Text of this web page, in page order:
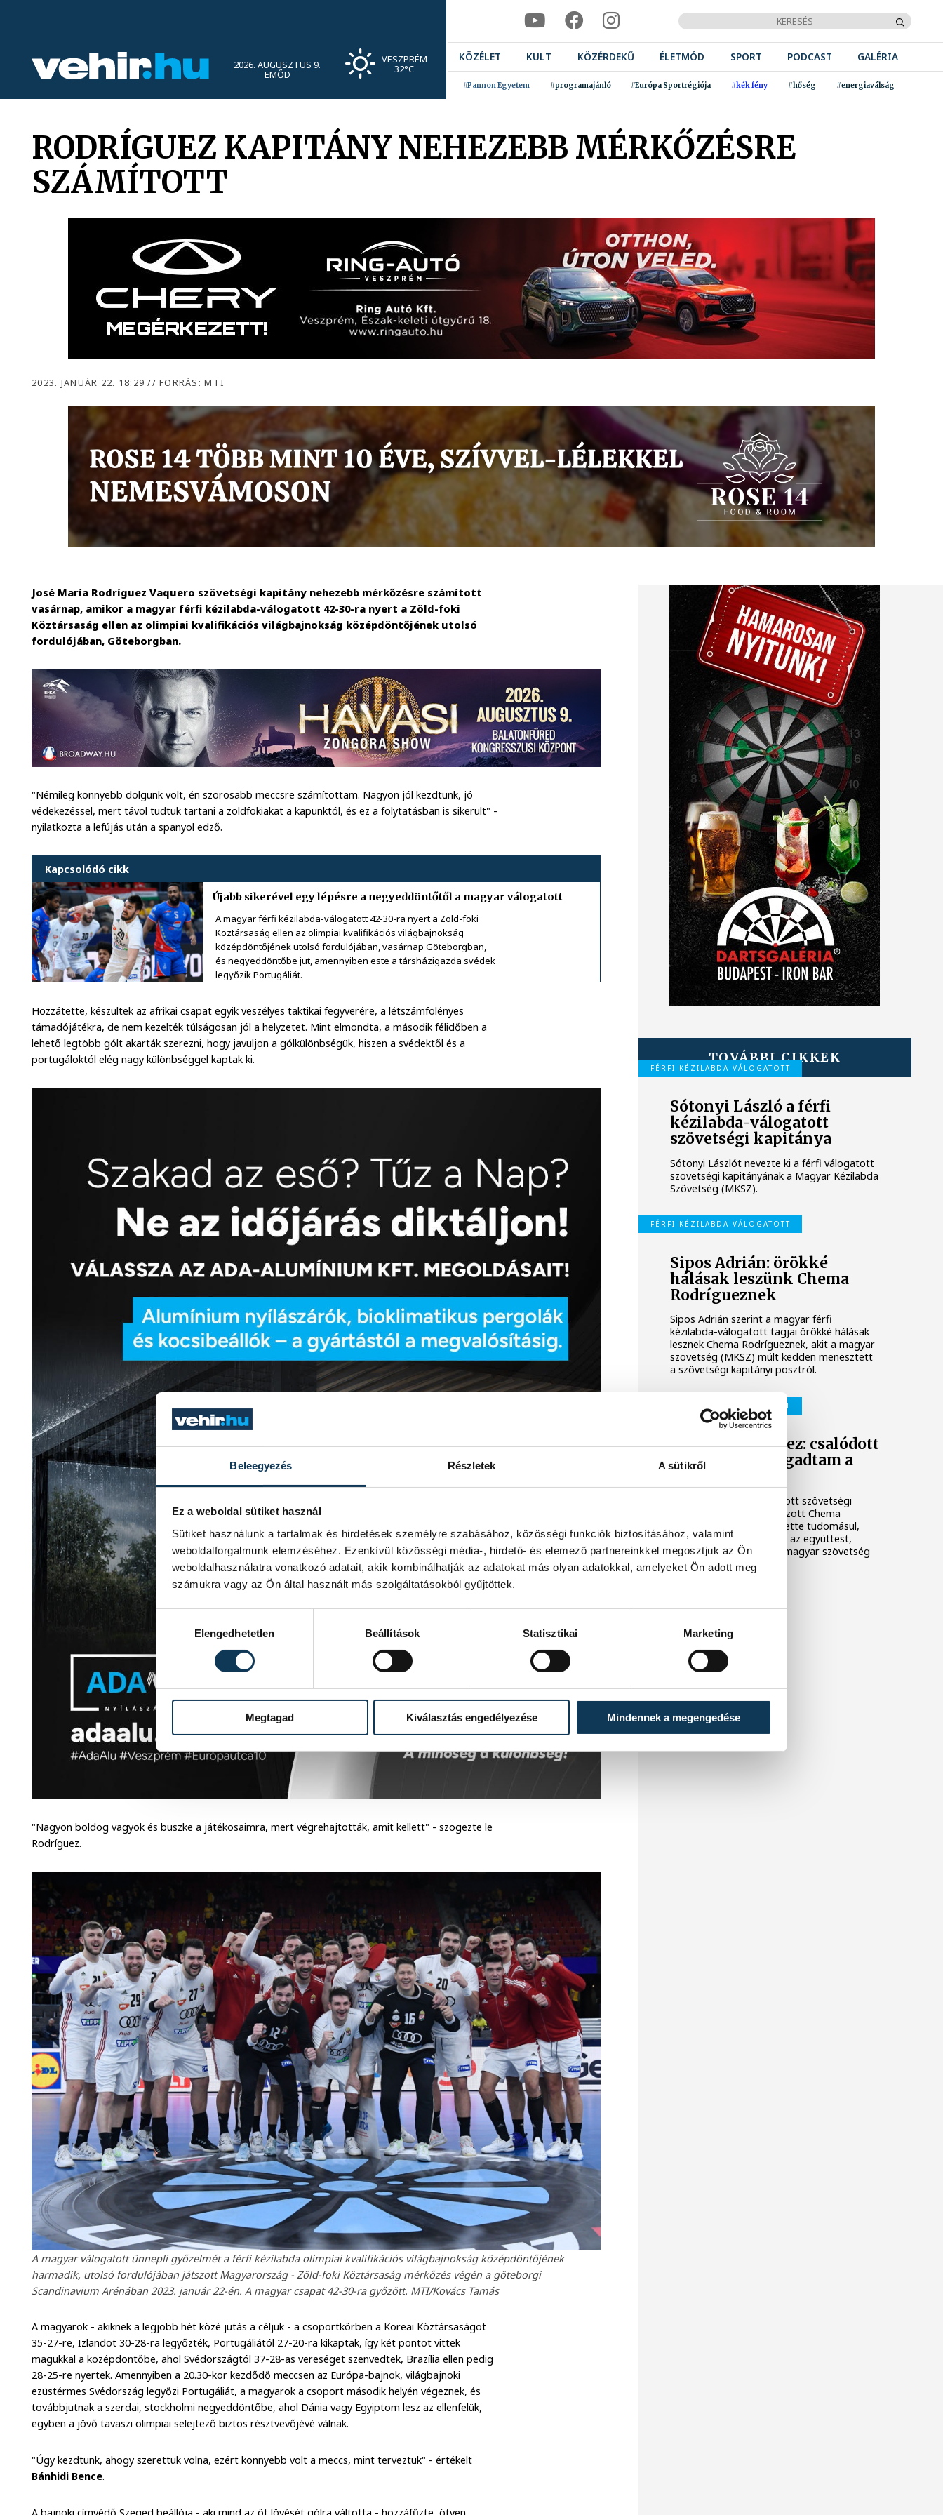
Beleegyezés Részletek A sütikről
Ez a weboldal sütiket használ
Sütiket használunk a tartalmak és hirdetések személyre szabásához, közösségi funkciók biztosításához, valamint
weboldalforgalmunk elemzéséhez. Ezenkívül közösségi média-, hirdető- és elemező partnereinkkel megosztjuk az Ön
weboldalhasználatra vonatkozó adatait, akik kombinálhatják az adatokat más olyan adatokkal, amelyeket Ön adott meg
számukra vagy az Ön által használt más szolgáltatásokból gyűjtöttek.
Elengedhetetlen
Beállítások Statisztikai Marketing
Megtagad Kiválasztás engedélyezése Mindennek a megengedése
2026. AUGUSZTUS 9.
EMŐD
VESZPRÉM
32°C
KÖZÉLET KULT KÖZÉRDEKŰ ÉLETMÓD SPORT PODCAST GALÉRIA
#Pannon Egyetem #programajánló #Európa Sportrégiója #kék fény #hőség #energiaválság
RODRÍGUEZ KAPITÁNY NEHEZEBB MÉRKŐZÉSRE
SZÁMÍTOTT
2023. JANUÁR 22. 18:29// FORRÁS: MTI
José María Rodríguez Vaquero szövetségi kapitány nehezebb mérkőzésre számított
vasárnap, amikor a magyar férfi kézilabda-válogatott 42-30-ra nyert a Zöld-foki
Köztársaság ellen az olimpiai kvalifikációs világbajnokság középdöntőjének utolsó
fordulójában, Göteborgban.
"Némileg könnyebb dolgunk volt, én szorosabb meccsre számítottam. Nagyon jól kezdtünk, jó
védekezéssel, mert távol tudtuk tartani a zöldfokiakat a kapunktól, és ez a folytatásban is sikerült" -
nyilatkozta a lefújás után a spanyol edző.
Kapcsolódó cikk
Újabb sikerével egy lépésre a negyeddöntőtől a magyar válogatott
A magyar férfi kézilabda-válogatott 42-30-ra nyert a Zöld-foki
Köztársaság ellen az olimpiai kvalifikációs világbajnokság
középdöntőjének utolsó fordulójában, vasárnap Göteborgban,
és negyeddöntőbe jut, amennyiben este a társházigazda svédek
legyőzik Portugáliát.
Hozzátette, készültek az afrikai csapat egyik veszélyes taktikai fegyverére, a létszámfölényes
támadójátékra, de nem kezelték túlságosan jól a helyzetet. Mint elmondta, a második félidőben a
lehető legtöbb gólt akarták szerezni, hogy javuljon a gólkülönbségük, hiszen a svédektől és a
portugáloktól elég nagy különbséggel kaptak ki.
"Nagyon boldog vagyok és büszke a játékosaimra, mert végrehajtották, amit kellett" - szögezte le
Rodríguez.
A magyar válogatott ünnepli győzelmét a férfi kézilabda olimpiai kvalifikációs világbajnokság középdöntőjének
harmadik, utolsó fordulójában játszott Magyarország - Zöld-foki Köztársaság mérkőzés végén a göteborgi
Scandinavium Arénában 2023. január 22-én. A magyar csapat 42-30-ra győzött. MTI/Kovács Tamás
A magyarok - akiknek a legjobb hét közé jutás a céljuk - a csoportkörben a Koreai Köztársaságot
35-27-re, Izlandot 30-28-ra legyőzték, Portugáliától 27-20-ra kikaptak, így két pontot vittek
magukkal a középdöntőbe, ahol Svédországtól 37-28-as vereséget szenvedtek, Brazília ellen pedig
28-25-re nyertek. Amennyiben a 20.30-kor kezdődő meccsen az Európa-bajnok, világbajnoki
ezüstérmes Svédország legyőzi Portugáliát, a magyarok a csoport második helyén végeznek, és
továbbjutnak a szerdai, stockholmi negyeddöntőbe, ahol Dánia vagy Egyiptom lesz az ellenfelük,
egyben a jövő tavaszi olimpiai selejtező biztos résztvevőjévé válnak.
"Úgy kezdtünk, ahogy szerettük volna, ezért könnyebb volt a meccs, mint terveztük" - értékelt
Bánhidi Bence.
TOVÁBBI CIKKEK
FÉRFI KÉZILABDA-VÁLOGATOTT
Sótonyi László a férfi
kézilabda-válogatott
szövetségi kapitánya
Sótonyi Lászlót nevezte ki a férfi válogatott
szövetségi kapitányának a Magyar Kézilabda
Szövetség (MKSZ).
FÉRFI KÉZILABDA-VÁLOGATOTT
Sipos Adrián: örökké
hálásak leszünk Chema
Rodrígueznek
Sipos Adrián szerint a magyar férfi
kézilabda-válogatott tagjai örökké hálásak
lesznek Chema Rodrígueznek, akit a magyar
szövetség (MKSZ) múlt kedden menesztett
a szövetségi kapitányi posztról.
FÉRFI KÉZILABDA-VÁLOGATOTT
Chema Rodríguez: csalódott
vagyok, de elfogadtam a
A férfi kézilabda-válogatott szövetségi
kapitányi posztjáról távozott Chema
Rodríguez csalódottan vette tudomásul,
hogy már nem ő irányítja az együttest,
ugyanakkor elfogadta a magyar szövetség
döntését.